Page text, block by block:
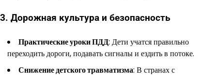
3. Дорожная культура и безопасность
Практические уроки ПДД: Дети учатся правильно
переходить дороги, подавать сигналы и ездить в потоке.
Снижение детского травматизма: В странах с